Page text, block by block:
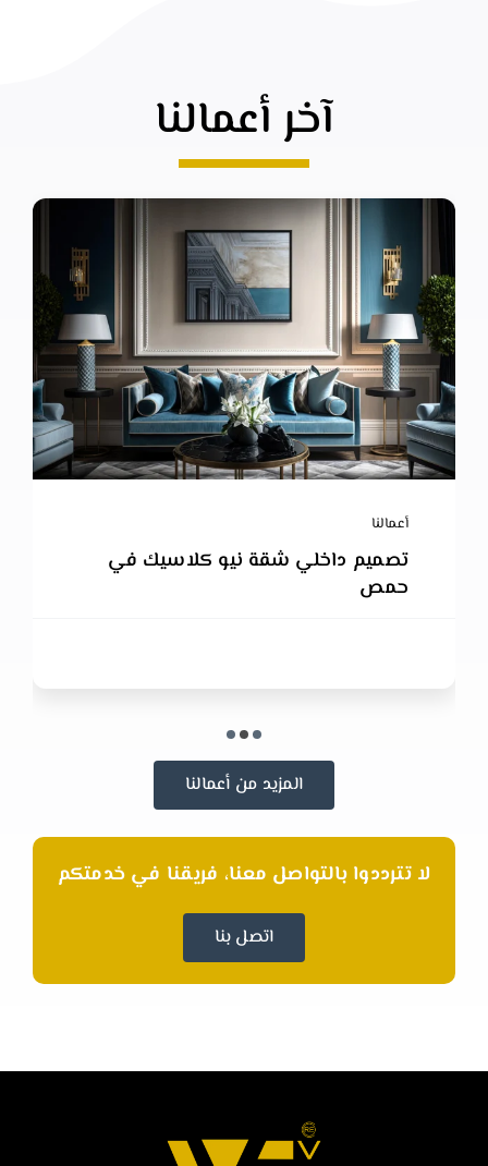
آخر أعمالنا
أعمالنا
تصميم داخلي شقة نيو كلاسيك في
حمص
المزيد من أعمالنا
لا تترددوا بالتواصل معنا، فريقنا في خدمتكم
اتصل بنا